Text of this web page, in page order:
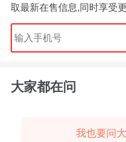
取最新在售信息,同时享受
大家都在问
我也要问